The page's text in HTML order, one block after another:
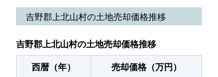
吉野郡上北山村の土地売却価格推移
吉野郡上北山村の土地売却価格推移
西暦（年）
売却価格（万円）